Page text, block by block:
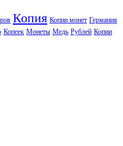
Копия Копии монет Германия
Копеек Монеты Медь Рублей Копии